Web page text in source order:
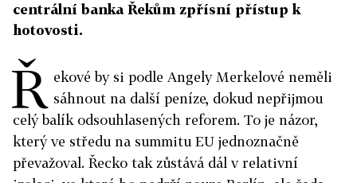
centrální banka Řekům zpřísní přístup k
hotovosti.
Ř ekové by si podle Angely Merkelové neměli
sáhnout na další peníze, dokud nepřijmou
celý balík odsouhlasených reforem. To je názor,
který ve středu na summitu EU jednoznačně
převažoval. Řecko tak zůstává dál v relativní